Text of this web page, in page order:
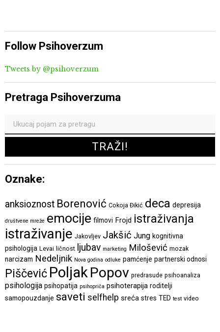
Follow Psihoverzum
Tweets by @psihoverzum
Pretraga Psihoverzuma
Oznake:
anksioznost Borenović Cokoja Đikić deca depresija
društvene mreže emocije filmovi Frojd istraživanja
istraživanje Jakovljev Jakšić Jung kognitivna
psihologija Levai ličnost ljubav marketing Milošević mozak
narcizam Nedeljnik Nova godina odluke pamćenje partnerski odnosi
Piščević PoljakPopov predrasude psihoanaliza
psihologija psihopatija psihopriča psihoterapija roditelji
samopouzdanje saveti selfhelp sreća stres TED test video